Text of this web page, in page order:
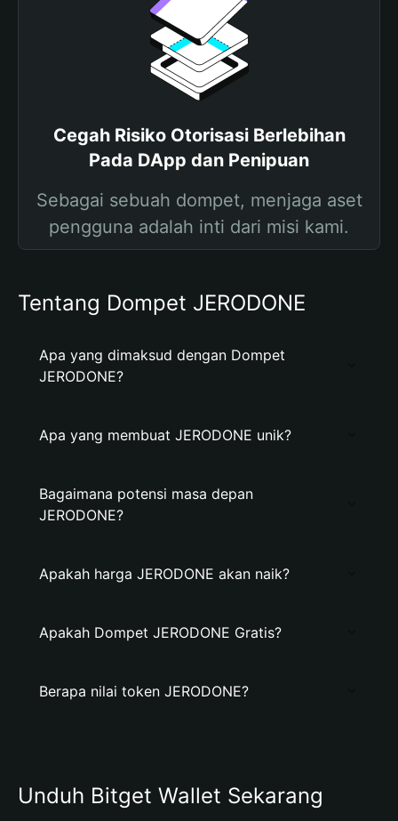
Cegah Risiko Otorisasi Berlebihan
Pada DApp dan Penipuan
Sebagai sebuah dompet, menjaga aset
pengguna adalah inti dari misi kami.
Tentang Dompet JERODONE
Apa yang dimaksud dengan Dompet
JERODONE?
Apa yang membuat JERODONE unik?
Bagaimana potensi masa depan
JERODONE?
Apakah harga JERODONE akan naik?
Apakah Dompet JERODONE Gratis?
Berapa nilai token JERODONE?
Unduh Bitget Wallet Sekarang